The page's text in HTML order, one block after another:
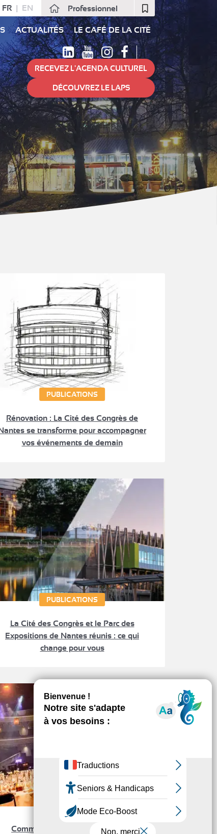
Fermer
ACTUALITÉS LE CAFÉ DE LA CITÉ
RECEVEZ L'AGENDA CULTUREL
DÉCOUVREZ LE LAPS
FR EN Professionnel
PUBLICATIONS
Rénovation : La Cité des Congrès de
se transforme pour accompagner
vos événements de demain
PUBLICATIONS
La Cité des Congrès et le Parc des
Expositions de Nantes réunis : ce qui
change pour vous
ÉVÉNEMENTS
Comment organiser un séminaire